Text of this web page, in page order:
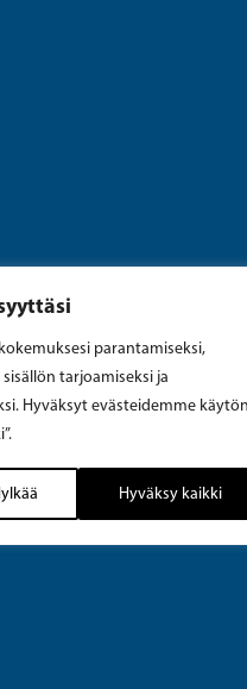
parantamiseksi,
tarjoamiseksi ja
Hyväksyt evästeidemme
Hyväksy kaikki